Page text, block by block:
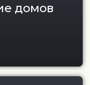
домов
мебели из тика